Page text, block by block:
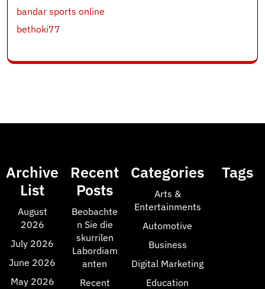
bandar sports online
bethoki77
Archive
List
August
2026
July 2026
June 2026
May 2026
Recent
Posts
Beobachte
n Sie die
skurrilen
Labordiam
anten
Recent
Categories
Arts &
Entertainments
Automotive
Business
Digital Marketing
Education
Tags